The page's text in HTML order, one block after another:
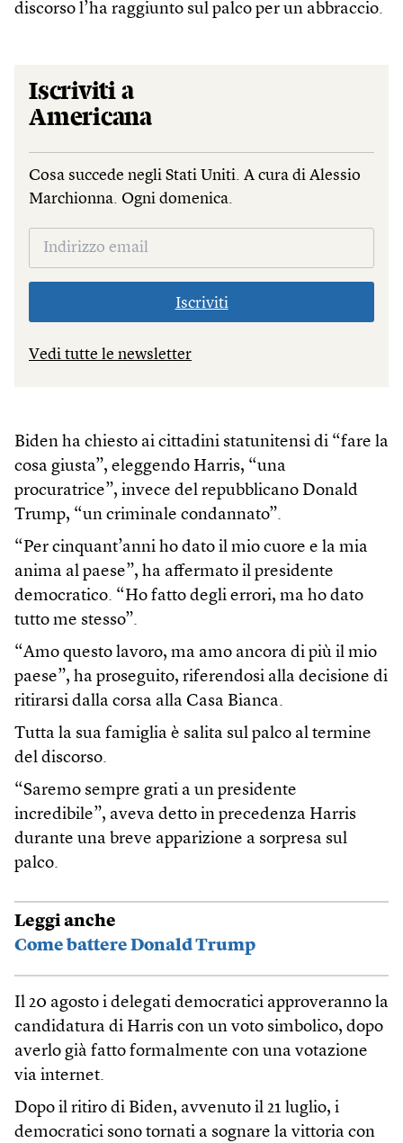
discorso l’ha raggiunto sul palco per un abbraccio.
Iscriviti a
Americana
Cosa succede negli Stati Uniti. A cura di Alessio
Marchionna. Ogni domenica.
Iscriviti
Vedi tutte le newsletter
Biden ha chiesto ai cittadini statunitensi di “fare la
cosa giusta”, eleggendo Harris, “una
procuratrice”, invece del repubblicano Donald
Trump, “un criminale condannato”.
“Per cinquant’anni ho dato il mio cuore e la mia
anima al paese”, ha affermato il presidente
democratico. “Ho fatto degli errori, ma ho dato
tutto me stesso”.
“Amo questo lavoro, ma amo ancora di più il mio
paese”, ha proseguito, riferendosi alla decisione di
ritirarsi dalla corsa alla Casa Bianca.
Tutta la sua famiglia è salita sul palco al termine
del discorso.
“Saremo sempre grati a un presidente
incredibile”, aveva detto in precedenza Harris
durante una breve apparizione a sorpresa sul
palco.
Leggi anche
Come battere Donald Trump
Il 20 agosto i delegati democratici approveranno la
candidatura di Harris con un voto simbolico, dopo
averlo già fatto formalmente con una votazione
via internet.
Dopo il ritiro di Biden, avvenuto il 21 luglio, i
democratici sono tornati a sognare la vittoria con